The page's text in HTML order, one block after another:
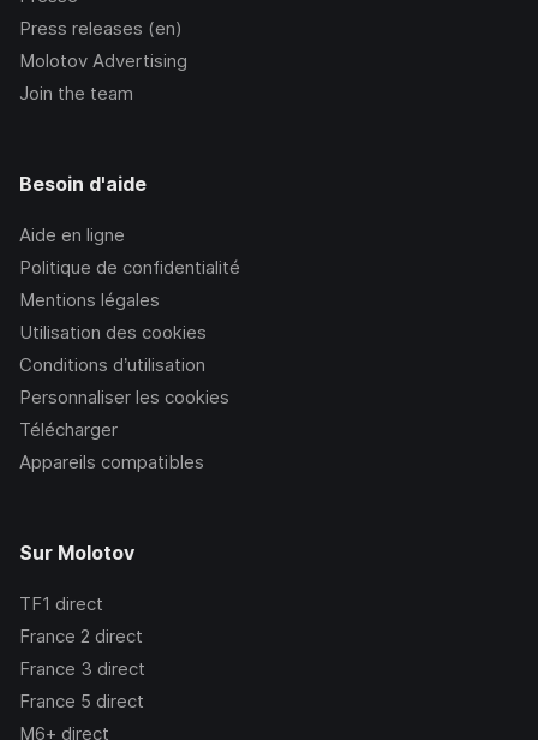
Press releases (en)
Molotov Advertising
Join the team
Besoin d'aide
Aide en ligne
Politique de confidentialité
Mentions légales
Utilisation des cookies
Conditions d’utilisation
Personnaliser les cookies
Télécharger
Appareils compatibles
Sur Molotov
TF1 direct
France 2 direct
France 3 direct
France 5 direct
M6+ direct